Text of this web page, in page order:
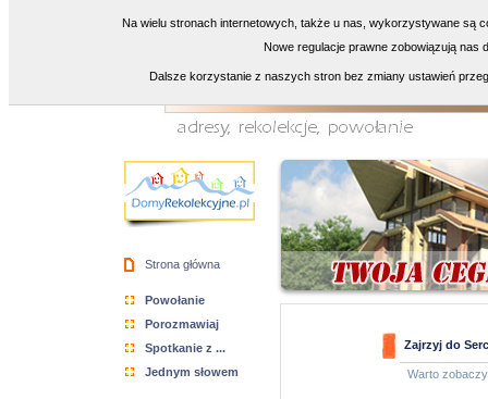
Strona główna
Powołanie
Porozmawiaj
Spotkanie z ...
Jednym słowem
Zajrzyj do
Warto
Na wielu stronach internetowych, także u nas, wykorzystywane są
Nowe regulacje prawne zobowiązują nas
Dalsze korzystanie z naszych stron bez zmiany ustawień